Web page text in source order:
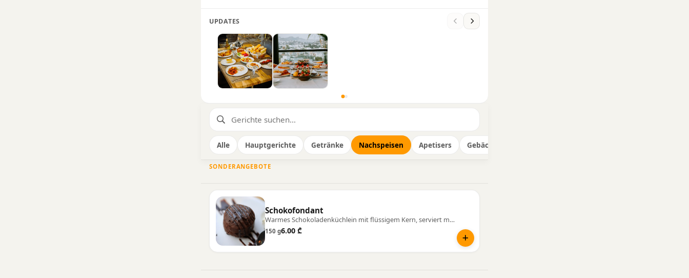
UPDATES
Alle Hauptgerichte Getränke Nachspeisen Apetisers Gebäck
SONDERANGEBOTE
Schokofondant
Warmes Schokoladenküchlein mit flüssigem Kern, serviert mit Vanilleeis.
150 g6.00 ₾